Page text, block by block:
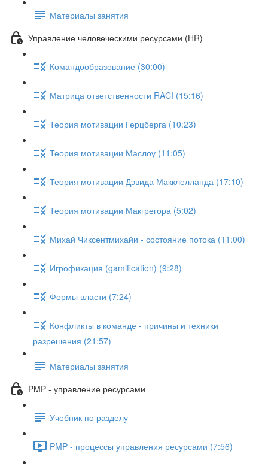
Материалы занятия
Управление человеческими ресурсами (HR)
Командообразование (30:00)
Матрица ответственности RACI (15:16)
Теория мотивации Герцберга (10:23)
Теория мотивации Маслоу (11:05)
Теория мотивации Дэвида Макклелланда (17:10)
Теория мотивации Макгрегора (5:02)
Михай Чиксентмихайи - состояние потока (11:00)
Игрофикация (gamification) (9:28)
Формы власти (7:24)
Конфликты в команде - причины и техники
разрешения (21:57)
Материалы занятия
PMP - управление ресурсами
Учебник по разделу
PMP - процессы управления ресурсами (7:56)